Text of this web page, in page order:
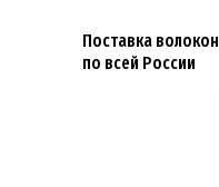
содержимому
Поставка
по всей России